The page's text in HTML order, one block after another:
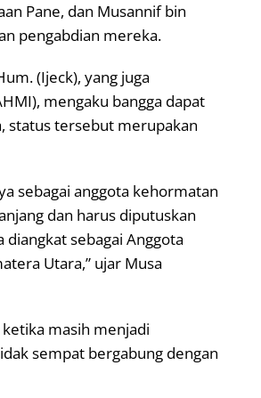
Pane, dan Musannif bin
pengabdian mereka.
(Ijeck), yang juga
mengaku bangga dapat
status tersebut merupakan
sebagai anggota kehormatan
dan harus diputuskan
sebagai Anggota
Utara,” ujar Musa
masih menjadi
sempat bergabung dengan